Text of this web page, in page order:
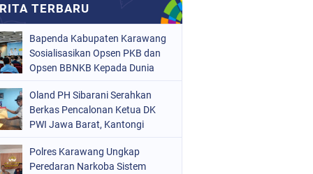
Bapenda Kabupaten Karawang
Sosialisasikan Opsen PKB dan
Opsen BBNKB Kepada Dunia
Oland PH Sibarani Serahkan
Berkas Pencalonan Ketua DK
PWI Jawa Barat, Kantongi
Polres Karawang Ungkap
Peredaran Narkoba Sistem